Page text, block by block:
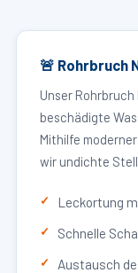
🚨 Rohrbruch
Unser
beschädigte
Mithilfe
wir undichte
Leckortung
Schnelle
Austausch